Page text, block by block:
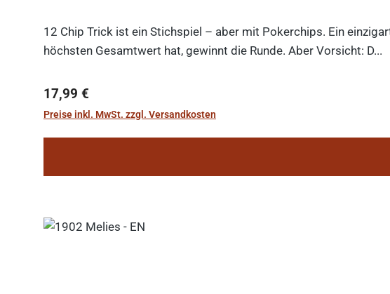
12 Chip Trick ist ein Stichspiel – aber mit Pokerchips. Ein
höchsten Gesamtwert hat, gewinnt die Runde. Aber Vorsicht: D...
Regulärer Preis:
17,99 €
Preise inkl. MwSt. zzgl. Versandkosten